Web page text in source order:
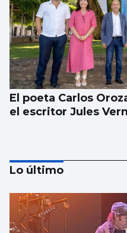
El poeta Carlos
el escritor Jules
Lo último